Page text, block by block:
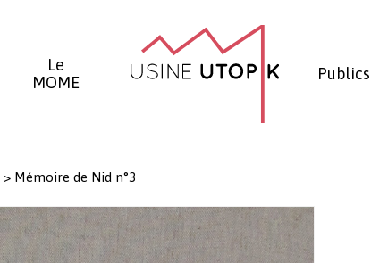
Le
MOME
Publics
> Mémoire de Nid n°3